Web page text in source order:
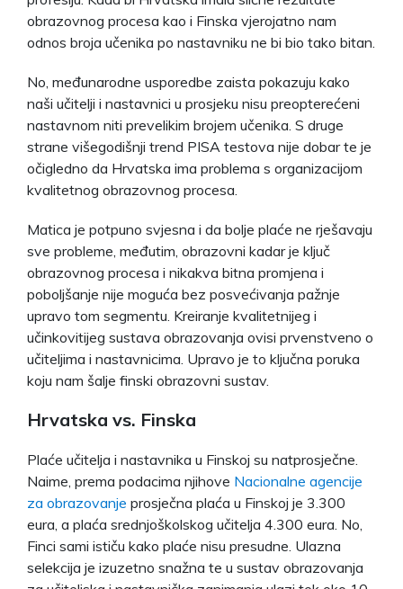
obrazovnog procesa kao i Finska vjerojatno nam
odnos broja učenika po nastavniku ne bi bio tako bitan.
No, međunarodne usporedbe zaista pokazuju kako
naši učitelji i nastavnici u prosjeku nisu preopterećeni
nastavnom niti prevelikim brojem učenika. S druge
strane višegodišnji trend PISA testova nije dobar te je
očigledno da Hrvatska ima problema s organizacijom
kvalitetnog obrazovnog procesa.
Matica je potpuno svjesna i da bolje plaće ne rješavaju
sve probleme, međutim, obrazovni kadar je ključ
obrazovnog procesa i nikakva bitna promjena i
poboljšanje nije moguća bez posvećivanja pažnje
upravo tom segmentu. Kreiranje kvalitetnijeg i
učinkovitijeg sustava obrazovanja ovisi prvenstveno o
učiteljima i nastavnicima. Upravo je to ključna poruka
koju nam šalje finski obrazovni sustav.
Hrvatska vs. Finska
Plaće učitelja i nastavnika u Finskoj su natprosječne.
Naime, prema podacima njihove Nacionalne agencije
za obrazovanje prosječna plaća u Finskoj je 3.300
eura, a plaća srednjoškolskog učitelja 4.300 eura. No,
Finci sami ističu kako plaće nisu presudne. Ulazna
selekcija je izuzetno snažna te u sustav obrazovanja